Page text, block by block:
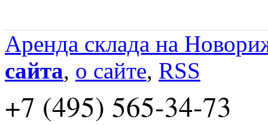
Аренда склада на
сайта, о сайте, RSS
+7 (495) 565-34-73